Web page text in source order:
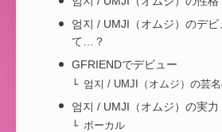
엄지 / UMJI（オムジ）のデビ
て…？
GFRIENDでデビュー
엄지 / UMJI（オムジ）の芸
엄지 / UMJI（オムジ）の実力
ボーカル